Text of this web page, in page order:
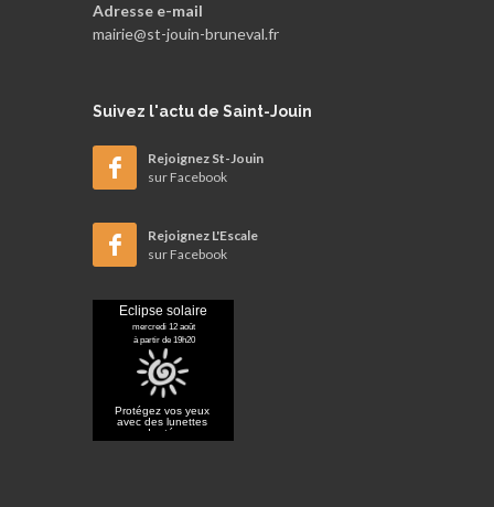
Adresse e-mail
mairie@st-jouin-bruneval.fr
Suivez l'actu de Saint-Jouin
Rejoignez St-Jouin
sur Facebook
Rejoignez L'Escale
sur Facebook